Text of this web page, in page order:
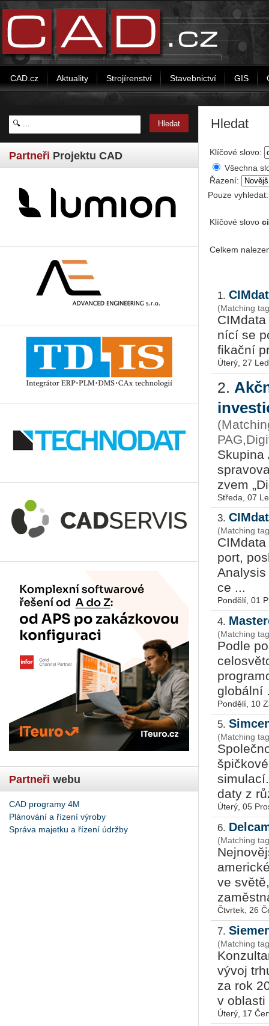
CAD.cz Aktuality Strojírenství Stavebnictví GIS
Partneři Projektu CAD
Partneři webu
CAD programy 4M
Plánování a řízení výroby
Správa majetku a řízení údržby
Hledat
Klíčové slovo:
Všechna
Řazení:
Pouze
Klíčové slovo
Celkem
1.
(Matching
ní­cí se
fi­kač­ní
Úterý, 27
2.
Sku­pi­na
zvem
Středa, 07
3.
(Matching
port,
ce ...
Pondělí, 01
4.
(Matching
Podle
globální
Pondělí, 10
5.
(Matching
daty z
Úterý, 05
6.
(Matching
ve
Čtvrtek, 26
7.
(Matching
vývoj
za rok
v oblasti
Úterý, 17